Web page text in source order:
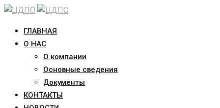
Skip
contentГЛАВНАЯ
О НАС
О компании
Основные сведения
Документы
КОНТАКТЫ